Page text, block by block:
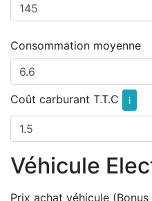
Consommation moyenne
Coût carburant T.T.C
i
Véhicule
Prix achat véhicule